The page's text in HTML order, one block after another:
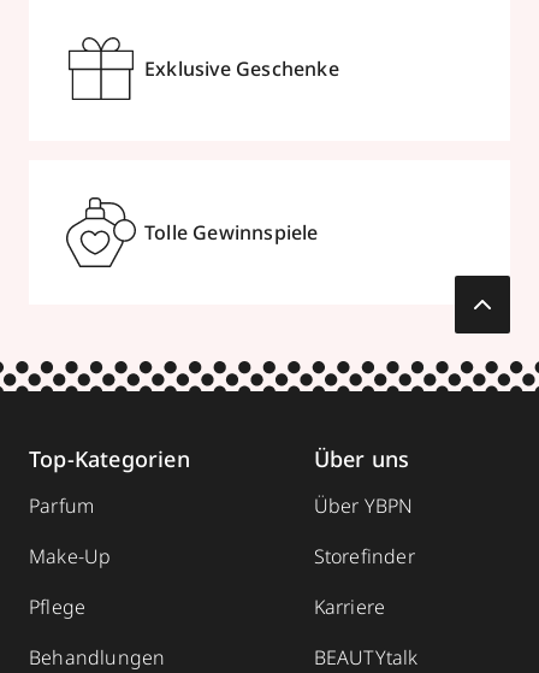
Exklusive Geschenke
Tolle Gewinnspiele
Top-Kategorien
Parfum
Make-Up
Pflege
Behandlungen
Über uns
Über YBPN
Storefinder
Karriere
BEAUTYtalk